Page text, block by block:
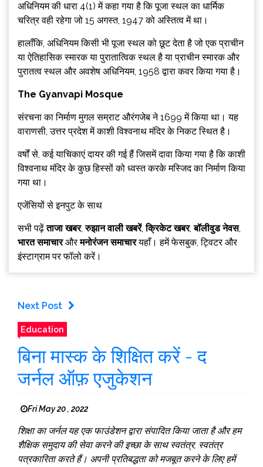
अधिनियम की धारा 4(1) में कहा गया है कि पूजा स्थल का धार्मिक
चरित्र वही रहेगा जो 15 अगस्त, 1947 को अस्तित्व में था।
हालाँकि, अधिनियम किसी भी पूजा स्थल को छूट देता है जो एक प्राचीन
या ऐतिहासिक स्मारक या पुरातात्विक स्थल है या प्राचीन स्मारक और
पुरातत्व स्थल और अवशेष अधिनियम, 1958 द्वारा कवर किया गया है।
The Gyanvapi Mosque
संरचना का निर्माण मुगल सम्राट औरंगजेब ने 1699 में किया था। यह
वाराणसी, उत्तर प्रदेश में काशी विश्वनाथ मंदिर के निकट स्थित है।
वर्षों से, कई याचिकाएं दायर की गई हैं जिसमें दावा किया गया है कि काशी
विश्वनाथ मंदिर के कुछ हिस्सों को ध्वस्त करके मस्जिद का निर्माण किया
गया था।
एजेंसियों से इनपुट के साथ
सभी पढ़ेंताजा खबर,रुझान वाली खबरें,क्रिकेट खबर,बॉलीवुड नेवस,
भारत समाचारऔरमनोरंजन समाचारयहाँ। हमें फेसबुक, ट्विटर और
इंस्टाग्राम पर फॉलो करें।
Next Post
Education
बिना मास्क के शिक्षित करें - द
जर्नल ऑफ़ एजुकेशन
Fri May 20 , 2022
शिक्षा का जर्नल यह एक फाउंडेशन द्वारा संपादित किया जाता है और हम
शैक्षिक समुदाय की सेवा करने की इच्छा के साथ स्वतंत्र, स्वतंत्र
पत्रकारिता करते हैं। अपनी प्रतिबद्धता को मजबूत करने के लिए हमें